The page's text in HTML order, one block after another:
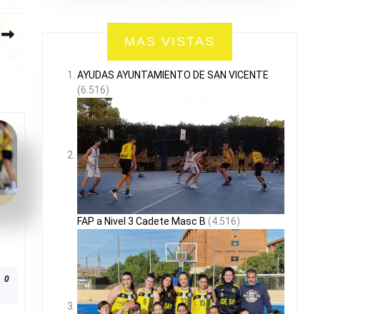
0
MAS VISTAS
AYUDAS AYUNTAMIENTO DE SAN VICENTE
(6.516)
FAP a Nivel 3 Cadete Masc B (4.516)